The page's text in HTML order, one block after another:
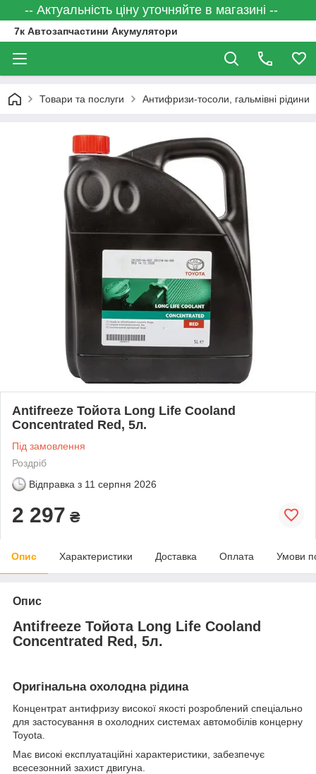
-- Актуальність ціну уточняйте в магазині --
7к Автозапчастини Акумулятори
Товари та послуги Антифризи-тосоли, гальмівні рідини
Antifreeze Тойота Long Life Cooland
Concentrated Red, 5л.
Під замовлення
Роздріб
Відправка з 11 серпня 2026
2 297 ₴
Опис Характеристики Доставка Оплата Умови
Опис
Antifreeze Тойота Long Life Cooland
Concentrated Red, 5л.
Оригінальна охолодна рідина
Концентрат антифризу високої якості розроблений спеціально
для застосування в охолодних системах автомобілів концерну
Toyota.
Має високі експлуатаційні характеристики, забезпечує
всесезонний захист двигуна.